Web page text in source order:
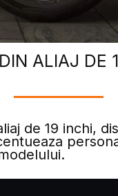
ALIAJ DE
de 19 inchi,